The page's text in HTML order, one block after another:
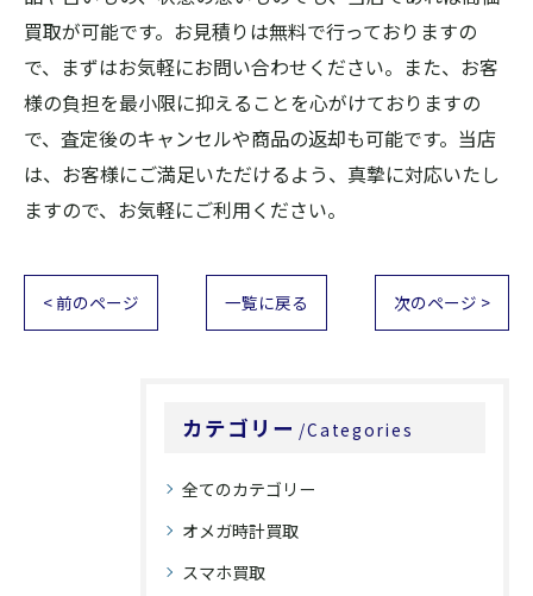
買取が可能です。お見積りは無料で行っておりますの
で、まずはお気軽にお問い合わせください。また、お客
様の負担を最小限に抑えることを心がけておりますの
で、査定後のキャンセルや商品の返却も可能です。当店
は、お客様にご満足いただけるよう、真摯に対応いたし
ますので、お気軽にご利用ください。
< 前のページ 一覧に戻る 次のページ >
カテゴリー Categories
全てのカテゴリー
オメガ時計買取
スマホ買取